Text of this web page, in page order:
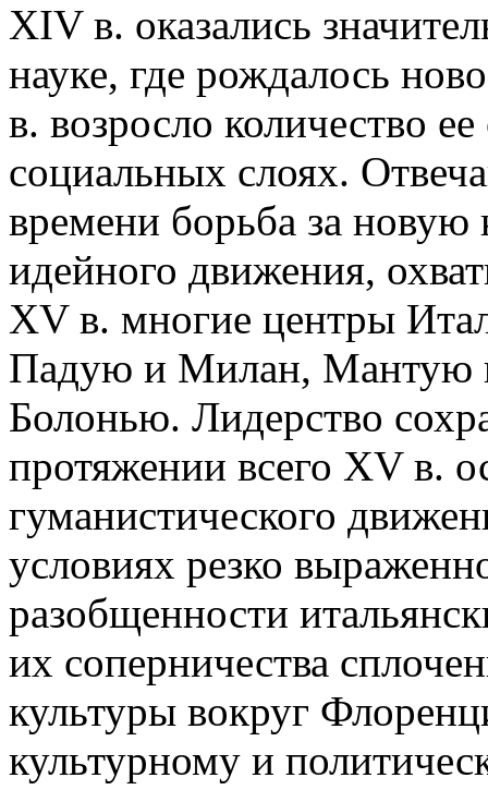
XIV в. оказались
науке, где рождалось
в. возросло количество
социальных слоях.
времени борьба за новую
идейного движения,
XV в. многие центры
Падую и Милан, Мантую
Болонью. Лидерство
протяжении всего XV в.
гуманистического
условиях резко
разобщенности
их соперничества
культуры вокруг
культурному и